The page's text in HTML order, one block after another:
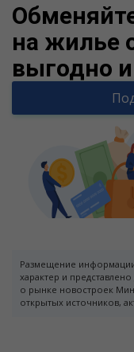
на жилье
выгодно
Размещение
характер и
о рынке новостроек
открытых источников,